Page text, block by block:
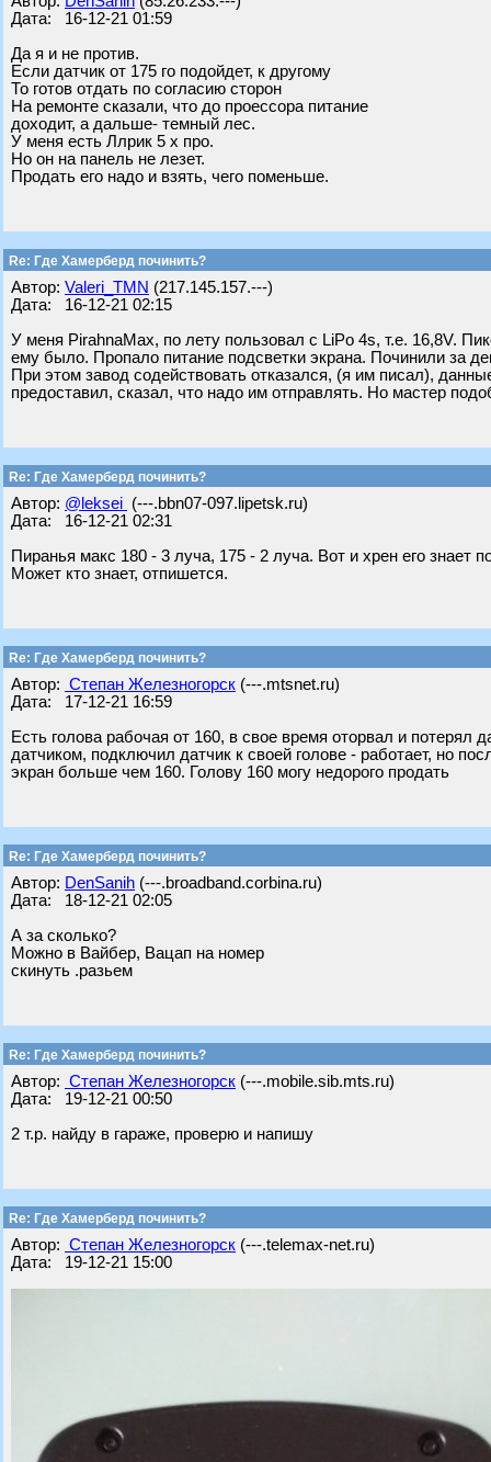
Дата: 16-12-21 01:59
Да я и не против.
Если датчик от 175 го подойдет, к другому
То готов отдать по согласию сторон
На ремонте сказали, что до проессора питание
доходит, а дальше- темный лес.
У меня есть Ллрик 5 х про.
Но он на панель не лезет.
Продать его надо и взять, чего поменьше.
Re: Где Хамерберд починить?
Автор: Valeri_TMN (217.145.157.---)
Дата: 16-12-21 02:15
У меня PirahnaMax, по лету пользовал с LiPo 4s, т.е. 16,8V.
ему было. Пропало питание подсветки экрана. Починили за
При этом завод содействовать отказался, (я им писал),
предоставил, сказал, что надо им отправлять. Но мастер
Re: Где Хамерберд починить?
Автор: @leksei (---.bbn07-097.lipetsk.ru)
Дата: 16-12-21 02:31
Пиранья макс 180 - 3 луча, 175 - 2 луча. Вот и хрен его знает
Может кто знает, отпишется.
Re: Где Хамерберд починить?
Автор: Степан Железногорск (---.mtsnet.ru)
Дата: 17-12-21 16:59
Есть голова рабочая от 160, в свое время оторвал и
датчиком, подключил датчик к своей голове - работает, но
экран больше чем 160. Голову 160 могу недорого продать
Re: Где Хамерберд починить?
Автор: DenSanih (---.broadband.corbina.ru)
Дата: 18-12-21 02:05
А за сколько?
Можно в Вайбер, Вацап на номер
скинуть .разьем
Re: Где Хамерберд починить?
Автор: Степан Железногорск (---.mobile.sib.mts.ru)
Дата: 19-12-21 00:50
2 т.р. найду в гараже, проверю и напишу
Re: Где Хамерберд починить?
Автор: Степан Железногорск (---.telemax-net.ru)
Дата: 19-12-21 15:00